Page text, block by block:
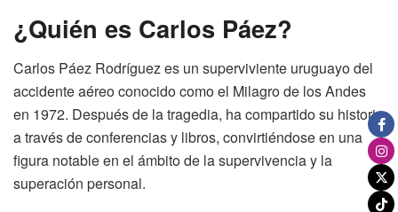
¿Quién es Carlos Páez?
Carlos Páez Rodríguez es un superviviente uruguayo del
accidente aéreo conocido como el Milagro de los Andes
en 1972. Después de la tragedia, ha compartido su historia
a través de conferencias y libros, convirtiéndose en una
figura notable en el ámbito de la supervivencia y la
superación personal.